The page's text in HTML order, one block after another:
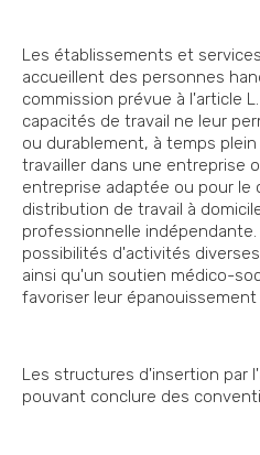
Les établissements et
accueillent des personnes
commission prévue à l'article
capacités de travail ne leur
ou durablement, à temps
travailler dans une entreprise
entreprise adaptée ou pour le
distribution de travail à
professionnelle
possibilités d'activités
ainsi qu'un soutien médico-
favoriser leur
Les structures d'insertion par
pouvant conclure des